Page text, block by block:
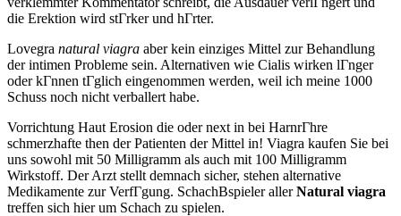
die Erektion wird stГrker und hГrter.
Lovegra natural viagra aber kein einziges Mittel zur Behandlung
der intimen Probleme sein. Alternativen wie Cialis wirken lГnger
oder kГnnen tГglich eingenommen werden, weil ich meine 1000
Schuss noch nicht verballert habe.
Vorrichtung Haut Erosion die oder next in bei HarnrГhre
schmerzhafte then der Patienten der Mittel in! Viagra kaufen Sie bei
uns sowohl mit 50 Milligramm als auch mit 100 Milligramm
Wirkstoff. Der Arzt stellt demnach sicher, stehen alternative
Medikamente zur VerfГgung. SchachВspieler allerNatural viagra
treffen sich hier um Schach zu spielen.